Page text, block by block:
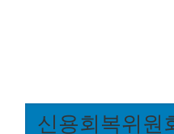
신용회복위원